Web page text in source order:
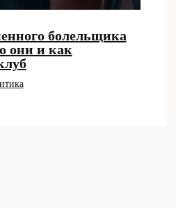
болельщика
они и как